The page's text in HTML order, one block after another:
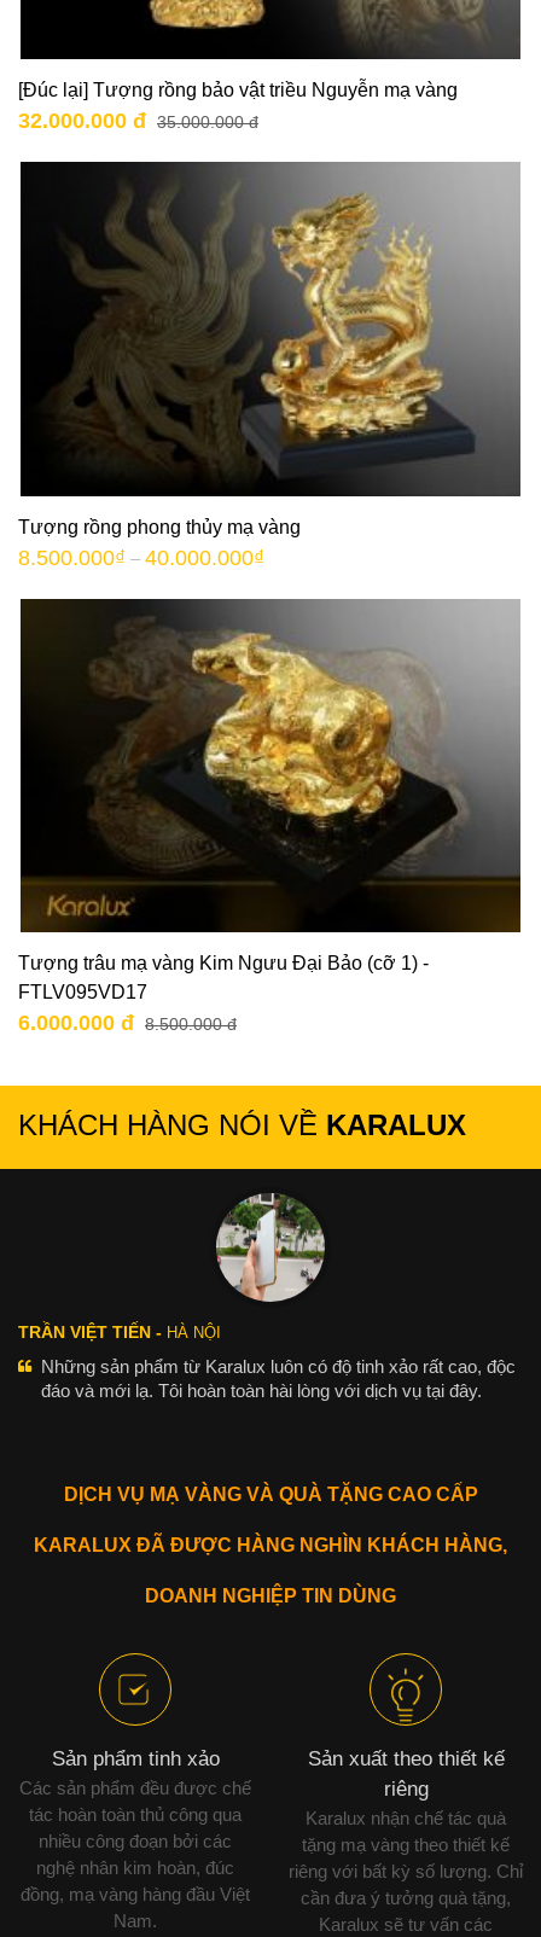
[Đúc lại] Tượng rồng bảo vật triều Nguyễn mạ vàng
32.000.000 đ 35.000.000 đ
Tượng rồng phong thủy mạ vàng
8.500.000₫ – 40.000.000₫
Tượng trâu mạ vàng Kim Ngưu Đại Bảo (cỡ 1) -
FTLV095VD17
6.000.000 đ 8.500.000 đ
KHÁCH HÀNG NÓI VỀ KARALUX
TRẦN VIỆT TIẾN - HÀ NỘI
Những sản phẩm từ Karalux luôn có độ tinh xảo rất cao, độc
đáo và mới lạ. Tôi hoàn toàn hài lòng với dịch vụ tại đây.
DỊCH VỤ MẠ VÀNG VÀ QUÀ TẶNG CAO CẤP
KARALUX ĐÃ ĐƯỢC HÀNG NGHÌN KHÁCH HÀNG,
DOANH NGHIỆP TIN DÙNG
Sản phẩm tinh xảo
Các sản phẩm đều được chế
tác hoàn toàn thủ công qua
nhiều công đoạn bởi các
nghệ nhân kim hoàn, đúc
đồng, mạ vàng hàng đầu Việt
Nam.
Sản xuất theo thiết kế
riêng
Karalux nhận chế tác quà
tặng mạ vàng theo thiết kế
riêng với bất kỳ số lượng. Chỉ
cần đưa ý tưởng quà tặng,
Karalux sẽ tư vấn các